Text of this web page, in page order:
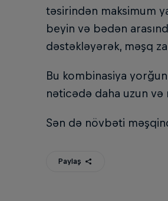
təsirindən maksimum
beyin və bədən
dəstəkləyərək, məşq
Bu kombinasiya
nəticədə daha uzun və
Sən də növbəti
Paylaş